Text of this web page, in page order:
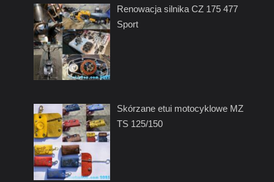
Renowacja silnika CZ 175 477
Sport
Skórzane etui motocyklowe MZ
TS 125/150